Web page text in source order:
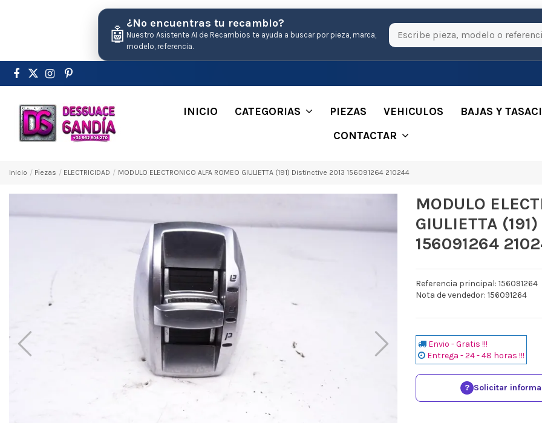
🤖
¿No encuentras tu recambio?
Nuestro Asistente AI de Recambios te ayuda a buscar por pieza, marca,
modelo, referencia.
INICIO CATEGORIAS PIEZAS VEHICULOS
BAJAS Y
CONTACTAR
Inicio Pіezas ELECTRICIDAD MODULO ELECTRONICO ALFA ROMEO GIULIETTA (191) Distinctive 2013 156091264 210244
MODULO
GIULIETTA
156091264
Referencia principal: 156091264
Nota de vendedor: 156091264
Envio - Gratis !!!
Entrega - 24 - 48 horas !!!
? Solicitar